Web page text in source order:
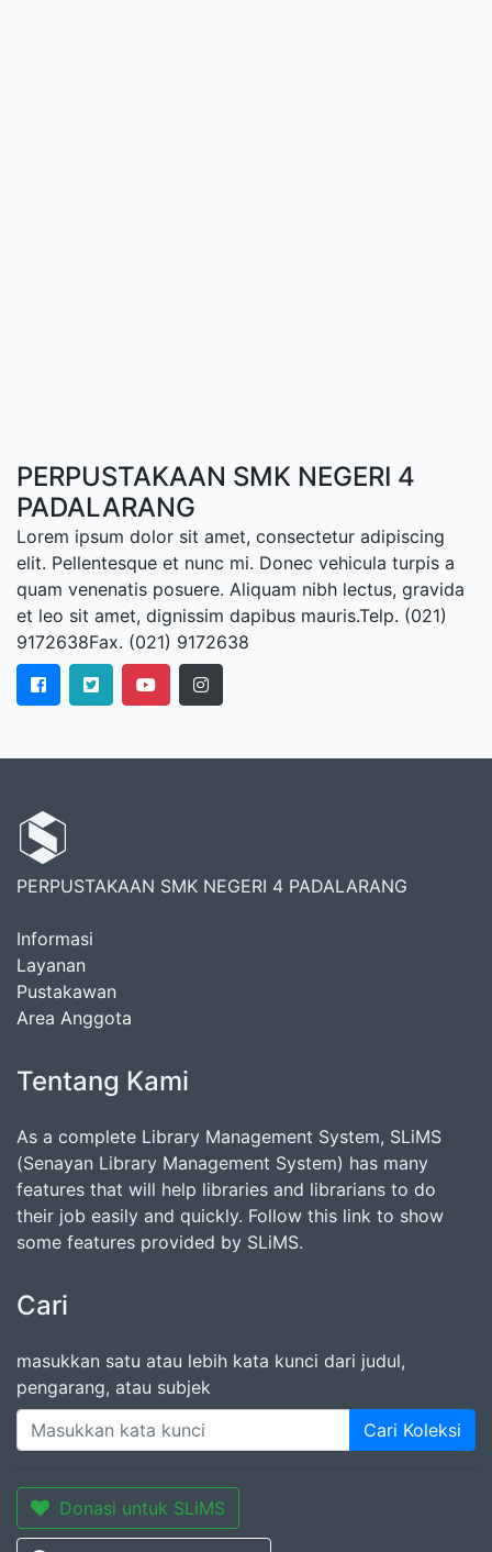
PERPUSTAKAAN SMK NEGERI 4
PADALARANG
Lorem ipsum dolor sit amet, consectetur adipiscing
elit. Pellentesque et nunc mi. Donec vehicula turpis a
quam venenatis posuere. Aliquam nibh lectus, gravida
et leo sit amet, dignissim dapibus mauris.Telp. (021)
9172638Fax. (021) 9172638
PERPUSTAKAAN SMK NEGERI 4 PADALARANG
Informasi
Layanan
Pustakawan
Area Anggota
Tentang Kami
As a complete Library Management System, SLiMS
(Senayan Library Management System) has many
features that will help libraries and librarians to do
their job easily and quickly. Follow this link to show
some features provided by SLiMS.
Cari
masukkan satu atau lebih kata kunci dari judul,
pengarang, atau subjek
Cari Koleksi
Donasi untuk SLiMS